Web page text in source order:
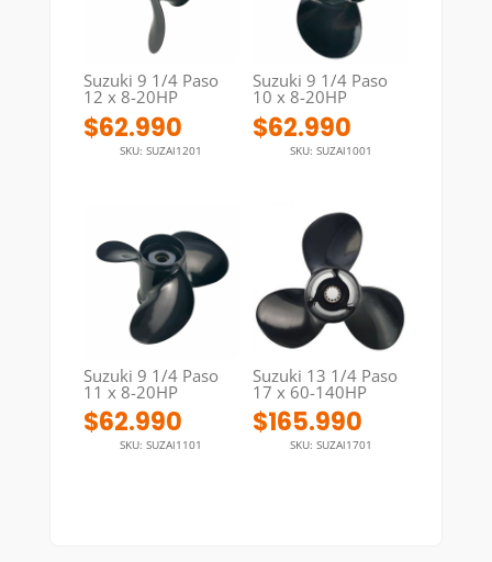
Suzuki 9 1/4 Paso
12 x 8-20HP
$62.990
SKU: SUZAl1201
Suzuki 9 1/4 Paso
10 x 8-20HP
$62.990
SKU: SUZAl1001
Suzuki 9 1/4 Paso
11 x 8-20HP
$62.990
SKU: SUZAl1101
Suzuki 13 1/4 Paso
17 x 60-140HP
$165.990
SKU: SUZAl1701